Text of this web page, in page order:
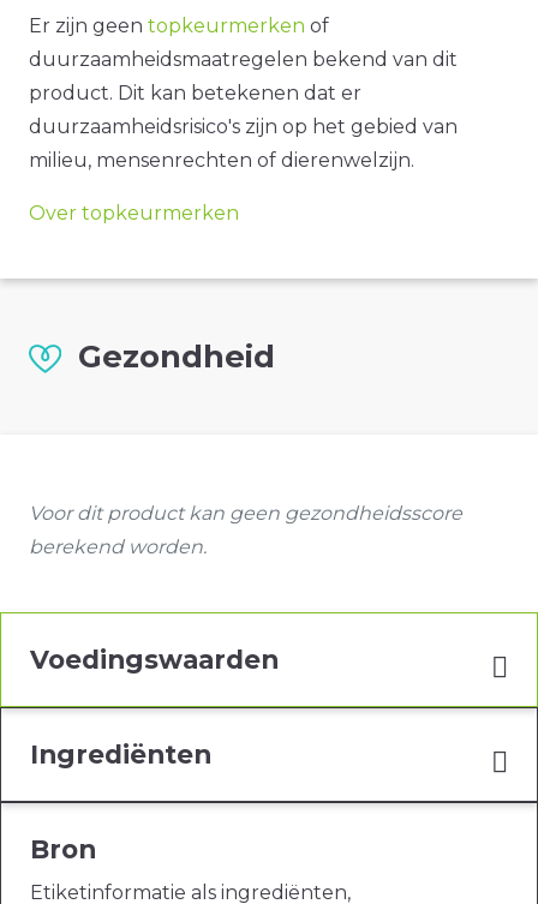
Er zijn geen topkeurmerken of
duurzaamheidsmaatregelen bekend van dit
product. Dit kan betekenen dat er
duurzaamheidsrisico's zijn op het gebied van
milieu, mensenrechten of dierenwelzijn.
Over topkeurmerken
Gezondheid
Voor dit product kan geen gezondheidsscore
berekend worden.
Voedingswaarden
Ingrediënten
Bron
Etiketinformatie als ingrediënten,